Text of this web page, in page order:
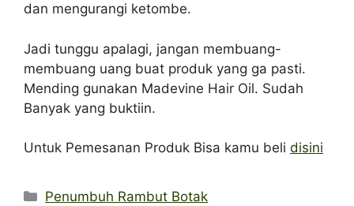
dan mengurangi ketombe.
Jadi tunggu apalagi, jangan membuang-
membuang uang buat produk yang ga pasti.
Mending gunakan Madevine Hair Oil. Sudah
Banyak yang buktiin.
Untuk Pemesanan Produk Bisa kamu beli disini
Categories
Penumbuh Rambut Botak